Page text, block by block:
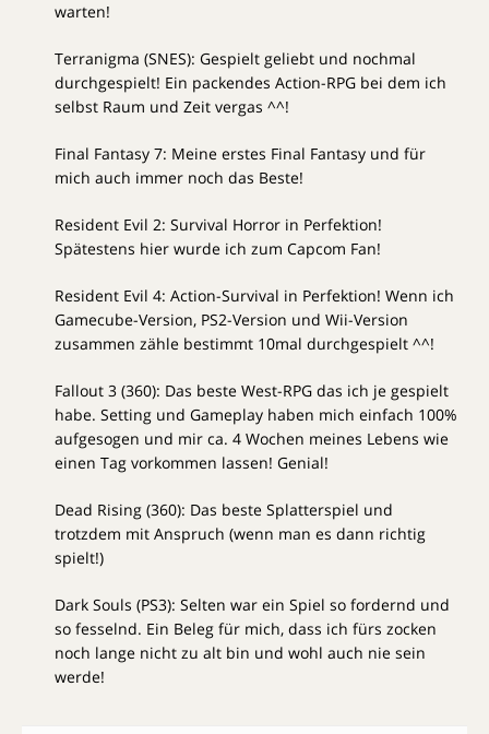
warten!
Terranigma (SNES): Gespielt geliebt und nochmal
durchgespielt! Ein packendes Action-RPG bei dem ich
selbst Raum und Zeit vergas ^^!
Final Fantasy 7: Meine erstes Final Fantasy und für
mich auch immer noch das Beste!
Resident Evil 2: Survival Horror in Perfektion!
Spätestens hier wurde ich zum Capcom Fan!
Resident Evil 4: Action-Survival in Perfektion! Wenn ich
Gamecube-Version, PS2-Version und Wii-Version
zusammen zähle bestimmt 10mal durchgespielt ^^!
Fallout 3 (360): Das beste West-RPG das ich je gespielt
habe. Setting und Gameplay haben mich einfach 100%
aufgesogen und mir ca. 4 Wochen meines Lebens wie
einen Tag vorkommen lassen! Genial!
Dead Rising (360): Das beste Splatterspiel und
trotzdem mit Anspruch (wenn man es dann richtig
spielt!)
Dark Souls (PS3): Selten war ein Spiel so fordernd und
so fesselnd. Ein Beleg für mich, dass ich fürs zocken
noch lange nicht zu alt bin und wohl auch nie sein
werde!